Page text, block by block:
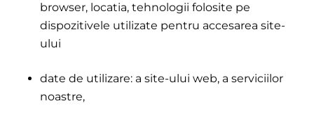
browser, locatia, tehnologii folosite pe
dispozitivele utilizate pentru accesarea site-
ului
date de utilizare: a site-ului web, a serviciilor
noastre,